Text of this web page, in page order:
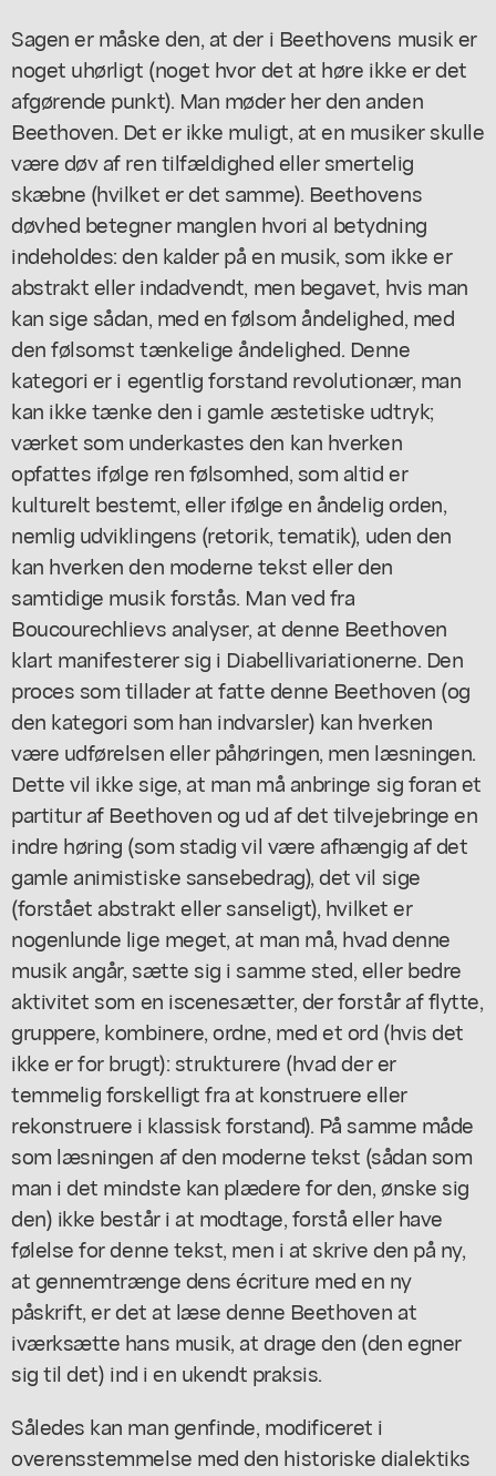
Sagen er måske den, at der i Beethovens musik er
noget uhørligt (noget hvor det at høre ikke er det
afgørende punkt). Man møder her den anden
Beethoven. Det er ikke muligt, at en musiker skulle
være døv af ren tilfældighed eller smertelig
skæbne (hvilket er det samme). Beethovens
døvhed betegner manglen hvori al betydning
indeholdes: den kalder på en musik, som ikke er
abstrakt eller indadvendt, men begavet, hvis man
kan sige sådan, med en følsom åndelighed, med
den følsomst tænkelige åndelighed. Denne
kategori er i egentlig forstand revolutionær, man
kan ikke tænke den i gamle æstetiske udtryk;
værket som underkastes den kan hverken
opfattes ifølge ren følsomhed, som altid er
kulturelt bestemt, eller ifølge en åndelig orden,
nemlig udviklingens (retorik, tematik), uden den
kan hverken den moderne tekst eller den
samtidige musik forstås. Man ved fra
Boucourechlievs analyser, at denne Beethoven
klart manifesterer sig i Diabellivariationerne. Den
proces som tillader at fatte denne Beethoven (og
den kategori som han indvarsler) kan hverken
være udførelsen eller påhøringen, men læsningen.
Dette vil ikke sige, at man må anbringe sig foran et
partitur af Beethoven og ud af det tilvejebringe en
indre høring (som stadig vil være afhængig af det
gamle animistiske sansebedrag), det vil sige
(forstået abstrakt eller sanseligt), hvilket er
nogenlunde lige meget, at man må, hvad denne
musik angår, sætte sig i samme sted, eller bedre
aktivitet som en iscenesætter, der forstår af flytte,
gruppere, kombinere, ordne, med et ord (hvis det
ikke er for brugt): strukturere (hvad der er
temmelig forskelligt fra at konstruere eller
rekonstruere i klassisk forstand). På samme måde
som læsningen af den moderne tekst (sådan som
man i det mindste kan plædere for den, ønske sig
den) ikke består i at modtage, forstå eller have
følelse for denne tekst, men i at skrive den på ny,
at gennemtrænge dens écriture med en ny
påskrift, er det at læse denne Beethoven at
iværksætte hans musik, at drage den (den egner
sig til det) ind i en ukendt praksis.
Således kan man genfinde, modificeret i
overensstemmelse med den historiske dialektiks